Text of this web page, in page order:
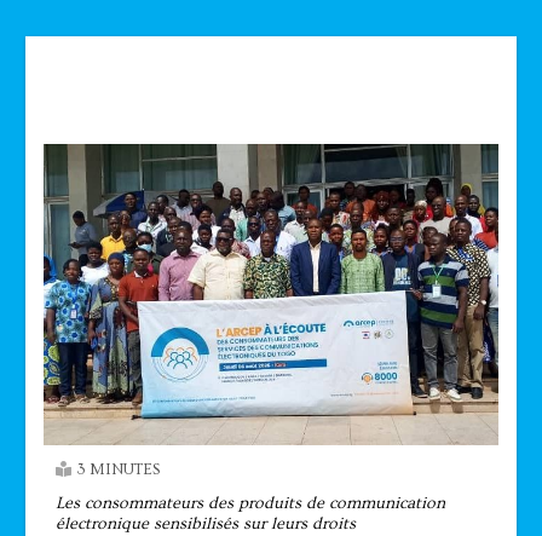
3 MINUTES
Les consommateurs des produits de communication
électronique sensibilisés sur leurs droits